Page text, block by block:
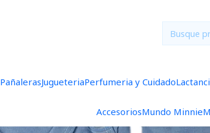
PañalerasJugueteriaPerfumeria y Cuidado
AccesoriosMundo Minnie